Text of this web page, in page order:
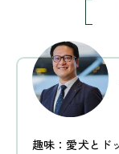
趣味：愛犬とド